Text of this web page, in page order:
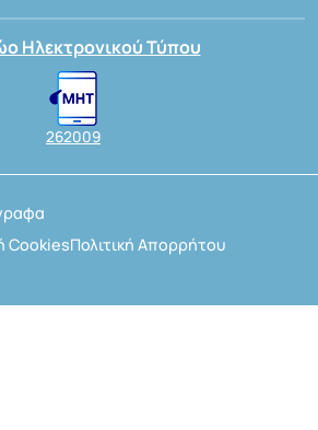
Ηλεκτρονικού Τύπου
262009
CookiesΠολιτική Απορρήτου